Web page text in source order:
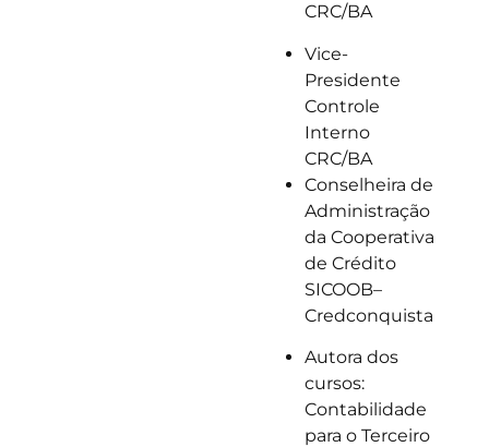
CRC/BA
Vice-
Presidente
Controle
Interno
CRC/BA
Conselheira de
Administração
da Cooperativa
de Crédito
SICOOB–
Credconquista
Autora dos
cursos:
Contabilidade
para o Terceiro